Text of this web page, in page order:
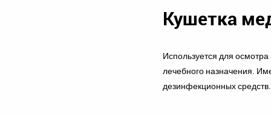
Кушетка
Используется для
лечебного назначения.
дезинфекционных средств.